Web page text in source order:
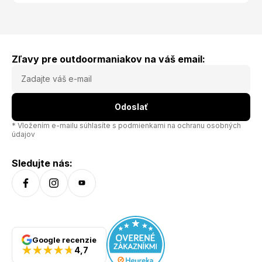
Zľavy pre outdoormaniakov na váš email:
Odoslať
* Vložením e-mailu súhlasíte s podmienkami na ochranu osobných
údajov
Sledujte nás:
Google recenzie
4,7